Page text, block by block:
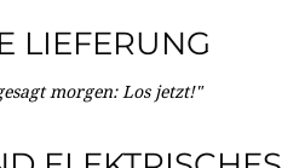
LIEFERUNG
morgen: Los jetzt!"